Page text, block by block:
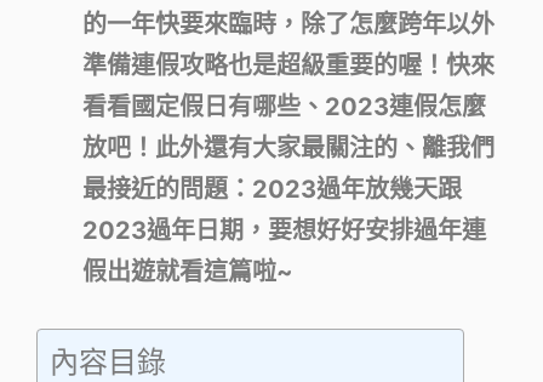
的一年快要來臨時，除了怎麼跨年以外
準備連假攻略也是超級重要的喔！快來
看看國定假日有哪些、2023連假怎麼
放吧！此外還有大家最關注的、離我們
最接近的問題：2023過年放幾天跟
2023過年日期，要想好好安排過年連
假出遊就看這篇啦~
內容目錄